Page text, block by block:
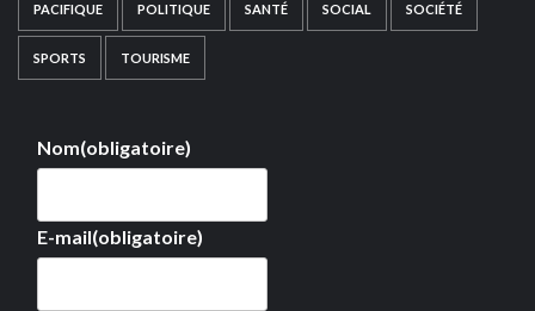
PACIFIQUE POLITIQUE SANTÉ SOCIAL SOCIÉTÉ
SPORTS TOURISME
Nom(obligatoire)
E-mail(obligatoire)